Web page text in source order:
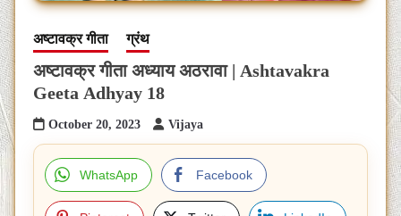
अष्टावक्र गीता ग्रंथ
अष्टावक्र गीता अध्याय अठरावा | Ashtavakra
Geeta Adhyay 18
October 20, 2023 Vijaya
WhatsApp Facebook